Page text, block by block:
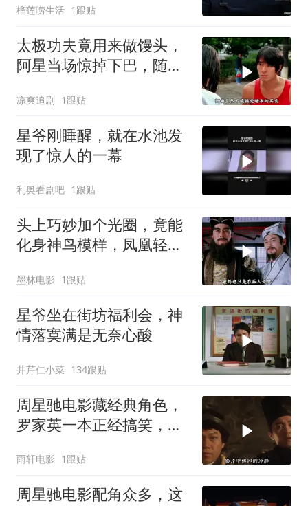
榴莲唠生活 1跟贴
太极功夫竟用来做馒头，
阿星当场惊掉下巴，随后
凉爽追剧 1跟贴
星爷刚睡醒，就在水池发
现了惊人的一幕
利奥看剧吧 1跟贴
头上巧妙加个光圈，竟能
化身神鸟模样，凤凰轻松
墨林电影 1跟贴
星爷坐在街坊福利会，神
情落寞满是无奈心酸
井芹仁小菜 134跟贴
周星驰电影藏经典角色，
罗家英一本正经搞笑，星
雨轩电影 1跟贴
周星驰电影配角众多，这